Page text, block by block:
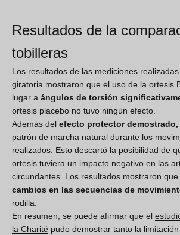
Resultados de la
tobilleras
Los resultados de las mediciones
giratoria mostraron que el uso de la ortesis
lugar a ángulos de torsión
ortesis placebo no tuvo ningún efecto.
Además del efecto protector demostrado,
patrón de marcha natural durante los
realizados. Esto descartó la posibilidad de
ortesis tuviera un impacto negativo en las
circundantes. Los resultados mostraron que
cambios en las secuencias de
rodilla.
En resumen, se puede afirmar que el
la Charité pudo demostrar tanto la